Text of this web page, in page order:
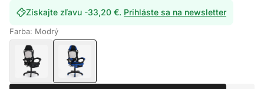
Získajte zľavu -33,20 €. Prihláste sa na newsletter
Farba: Modrý